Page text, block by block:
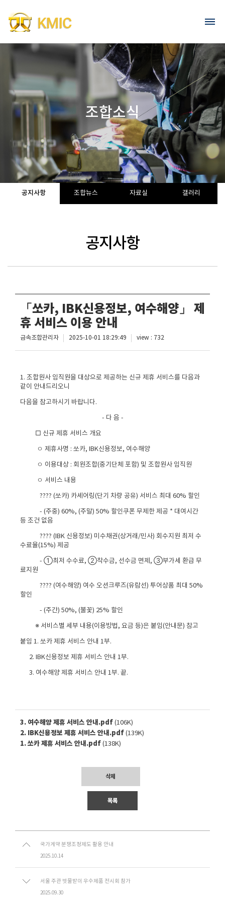
조합소식
공지사항 조합뉴스 자료실 갤러리
공지사항
「쏘카, IBK신용정보, 여수해양」 제
휴 서비스 이용 안내
금속조합관리자 2025-10-01 18:29:49 view : 732
1. 조합원사 임직원을 대상으로 제공하는 신규 제휴 서비스를 다음과
같이 안내드리오니
다음을 참고하시기 바랍니다.
- 다 음 -
□ 신규 제휴 서비스 개요
ㅇ 제휴사명 : 쏘카, IBK신용정보, 여수해양
ㅇ 이용대상 : 회원조합(중기단체 포함) 및 조합원사 임직원
ㅇ 서비스 내용
???? (쏘카) 카셰어링(단기 차량 공유) 서비스 최대 60% 할인
- (주중) 60%, (주말) 50% 할인쿠폰 무제한 제공 * 대여시간
등 조건 없음
???? (IBK 신용정보) 미수채권(상거래/민사) 회수지원 최저 수
수료율(15%) 제공
- ①최저 수수료, ②착수금, 선수금 면제, ③부가세 환급 무
료지원
???? (여수해양) 여수 오션크루즈(유람선) 투어상품 최대 50%
할인
- (주간) 50%, (불꽃) 25% 할인
※ 서비스별 세부 내용(이용방법, 요금 등)은 붙임(안내문) 참고
붙임 1. 쏘카 제휴 서비스 안내 1부.
2. IBK신용정보 제휴 서비스 안내 1부.
3. 여수해양 제휴 서비스 안내 1부. 끝.
3. 여수해양 제휴 서비스 안내.pdf (106K)
2. IBK신용정보 제휴 서비스 안내.pdf (139K)
1. 쏘카 제휴 서비스 안내.pdf (138K)
삭제
목록
국가계약 분쟁조정제도 활용 안내
2025.10.14
서울 주관 빗물받이 우수제품 전시회 참가
2025.09.30